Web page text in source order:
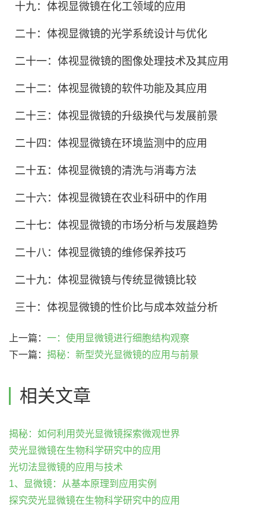
十九：体视显微镜在化工领域的应用
二十：体视显微镜的光学系统设计与优化
二十一：体视显微镜的图像处理技术及其应用
二十二：体视显微镜的软件功能及其应用
二十三：体视显微镜的升级换代与发展前景
二十四：体视显微镜在环境监测中的应用
二十五：体视显微镜的清洗与消毒方法
二十六：体视显微镜在农业科研中的作用
二十七：体视显微镜的市场分析与发展趋势
二十八：体视显微镜的维修保养技巧
二十九：体视显微镜与传统显微镜比较
三十：体视显微镜的性价比与成本效益分析
上一篇： 一：使用显微镜进行细胞结构观察
下一篇： 揭秘：新型荧光显微镜的应用与前景
相关文章
揭秘：如何利用荧光显微镜探索微观世界
荧光显微镜在生物科学研究中的应用
光切法显微镜的应用与技术
1、显微镜：从基本原理到应用实例
探究荧光显微镜在生物科学研究中的应用